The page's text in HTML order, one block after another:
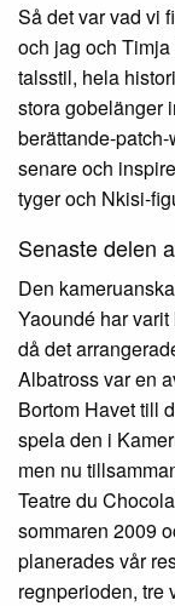
Så det var vad vi
och jag och
talsstil, hela
stora gobelänger
berättande-
senare och
tyger och Nkisi-
Senaste delen
Den
Yaoundé har
då det
Albatross var en
Bortom Havet till
spela den i
men nu
Teatre du
sommaren 2009
planerades vår
regnperioden, tre